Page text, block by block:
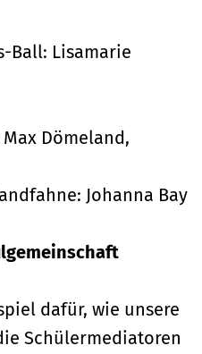
Ball: Lisamarie
Max Dömeland,
Johanna Bay
dafür, wie unsere
Schülermediatoren